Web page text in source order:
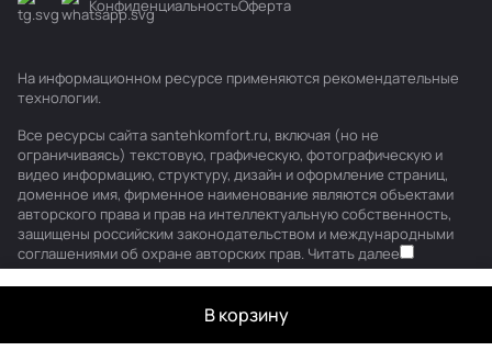
В корзину
КонфиденциальностьОферта
На информационном ресурсе применяются рекомендательные
технологии.
Все ресурсы сайта santehkomfort.ru, включая (но не
ограничиваясь) текстовую, графическую, фотографическую и
видео информацию, структуру, дизайн и оформление страниц,
доменное имя, фирменное наименование являются объектами
авторского права и прав на интеллектуальную собственность,
защищены российским законодательством и международными
соглашениями об охране авторских прав. Читать далее